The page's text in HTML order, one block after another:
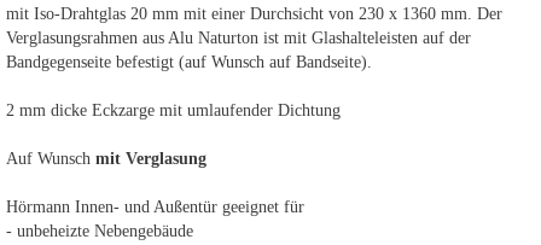
mit Iso-Drahtglas 20 mm mit einer Durchsicht von 230 x 1360 mm. Der
Verglasungsrahmen aus Alu Naturton ist mit Glashalteleisten auf der
Bandgegenseite befestigt (auf Wunsch auf Bandseite).
2 mm dicke Eckzarge mit umlaufender Dichtung
Auf Wunsch mit Verglasung
Hörmann Innen- und Außentür geeignet für
- unbeheizte Nebengebäude